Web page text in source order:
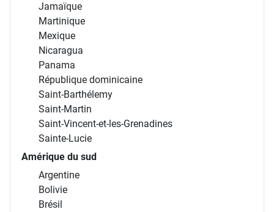
Jamaïque
Martinique
Mexique
Nicaragua
Panama
République dominicaine
Saint-Barthélemy
Saint-Martin
Saint-Vincent-et-les-Grenadines
Sainte-Lucie
Amérique du sud
Argentine
Bolivie
Brésil